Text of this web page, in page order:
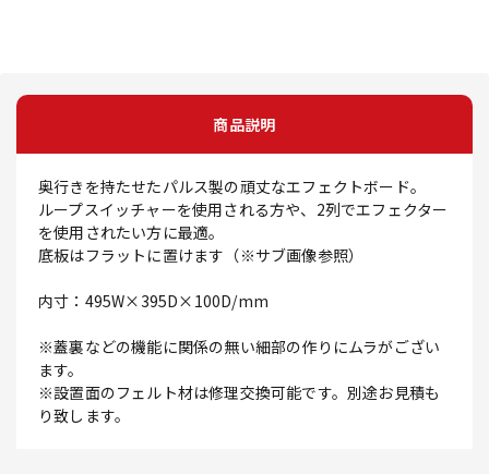
商品説明
奥行きを持たせたパルス製の頑丈なエフェクトボード。
ループスイッチャーを使用される方や、2列でエフェクター
を使用されたい方に最適。
底板はフラットに置けます（※サブ画像参照）
内寸：495W×395D×100D/mm
※蓋裏などの機能に関係の無い細部の作りにムラがござい
ます。
※設置面のフェルト材は修理交換可能です。別途お見積も
り致します。